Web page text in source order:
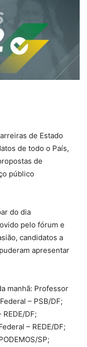
de Estado
de todo o País,
de
público
do dia
pelo fórum e
candidatos a
apresentar
manhã: Professor
– PSB/DF;
DF;
– REDE/DF;
SP;